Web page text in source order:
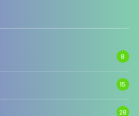
8
15
28